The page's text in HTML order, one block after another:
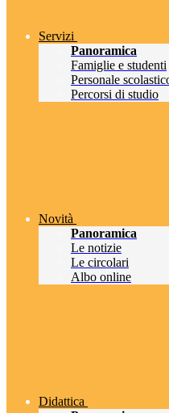
Servizi
Panoramica
Famiglie e studenti
Personale
Percorsi di studio
Novità
Panoramica
Le notizie
Le circolari
Albo online
Didattica